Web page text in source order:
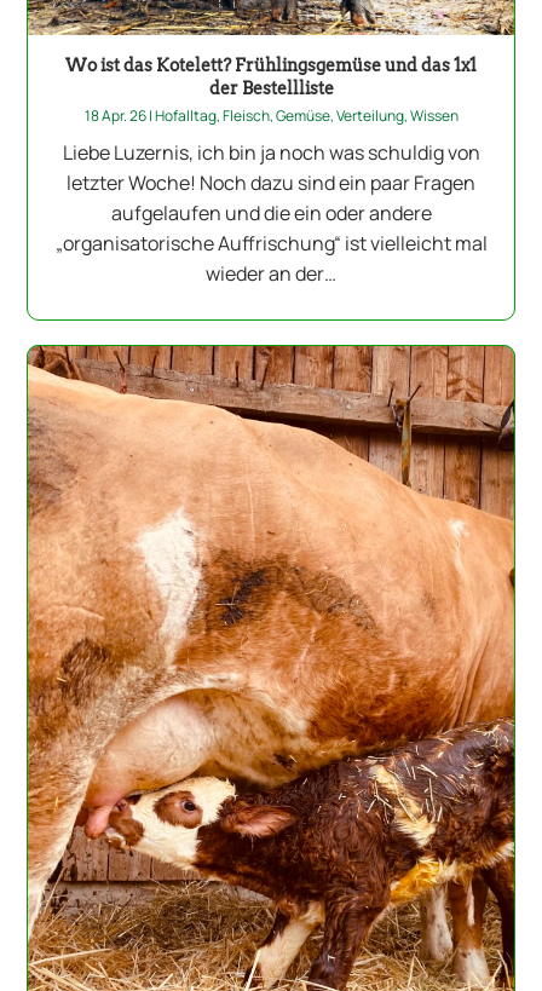
Wo ist das Kotelett? Frühlingsgemüse und das 1x1
der Bestellliste
18 Apr. 26|Hofalltag,Fleisch,Gemüse,Verteilung,Wissen
Liebe Luzernis, ich bin ja noch was schuldig von
letzter Woche! Noch dazu sind ein paar Fragen
aufgelaufen und die ein oder andere
„organisatorische Auffrischung“ ist vielleicht mal
wieder an der…